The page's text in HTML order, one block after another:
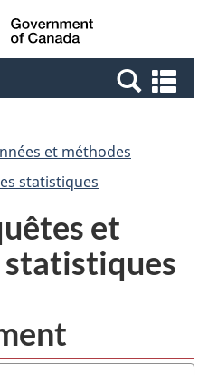
Passer
au
Passer
à
Canada
et
et méthodes
statistiques
et
statistiques